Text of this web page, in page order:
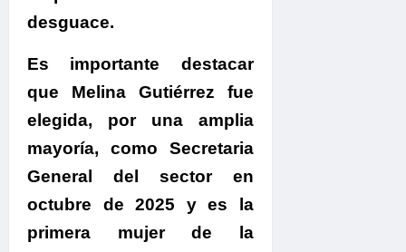
desguace.
Es importante destacar
que Melina Gutiérrez fue
elegida, por una amplia
mayoría, como Secretaria
General del sector en
octubre de 2025 y es la
primera mujer de la